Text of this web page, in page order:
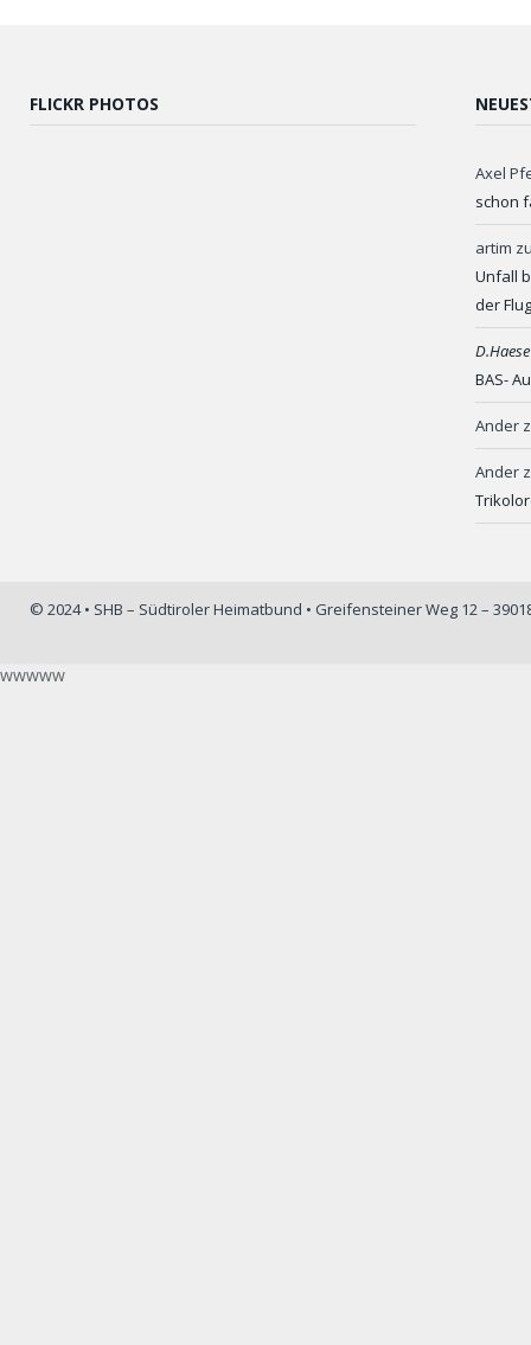
FLICKR PHOTOS
Axel
schon
artim
Unfall
der
BAS-
Ander
Ander
© 2024 • SHB – Südtiroler Heimatbund • Greifensteiner Weg 12 –
wwwww